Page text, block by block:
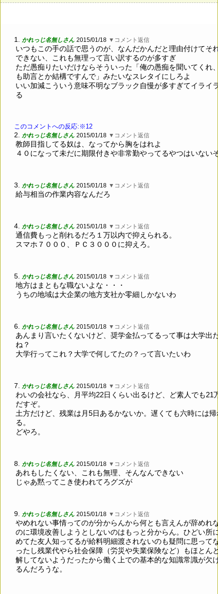
1. かれっじ名無しさん 2015/01/18 ▼コメント返信
いつもこの手の話で思うのが、なんだかんだと理由付けてそ
できない、これも無理って言い訳するのが多すぎ
ただ愚痴りたいだけならそういった「俺の愚痴を聞いてくれ
も助言とか結構ですんで」みたいなスレタイにしろよ
いい加減こういう意味不明なブラック自慢が多すぎてイライ
る
このコメントへの反応:※12
2. かれっじ名無しさん 2015/01/18 ▼コメント返信
教師目指してる奴は、なってから胸をはれよ
４０になって未だに期限付きや非常勤やってるやつはいない
3. かれっじ名無しさん 2015/01/18 ▼コメント返信
給与相当の作業内容なんだろ
4. かれっじ名無しさん 2015/01/18 ▼コメント返信
通信費もっと削れるだろ１万以内で抑えられる。
スマホ７０００、ＰＣ３０００に抑えろ。
5. かれっじ名無しさん 2015/01/18 ▼コメント返信
地方はまともな職ないよな・・・
うちの地域は大企業の地方支社か零細しかないわ
6. かれっじ名無しさん 2015/01/18 ▼コメント返信
あんまり言いたくないけど、奨学金払ってるって事は大学出
ね？
大学行ってこれ？大学で何してたの？って言いたいわ
7. かれっじ名無しさん 2015/01/18 ▼コメント返信
わいの会社なら、月平均22日くらい出るけど、ど素人でも21
だすぞ。
土方だけど、残業は月5日あるかないか。遅くても六時には帰
る。
どやろ。
8. かれっじ名無しさん 2015/01/18 ▼コメント返信
あれもしたくない、これも無理、そんなんできない
じゃあ黙ってこき使われてろグズが
9. かれっじ名無しさん 2015/01/18 ▼コメント返信
やめれない事情ってのが分からんから何とも言えんが辞めれ
のに環境改善しようとしないのはもっと分からん。ひどい所
めてた友人知ってるが給料明細渡されないのも疑問に思って
ったし残業代やら社会保障（労災や失業保険など）もほとん
解してないようだったから働く上での基本的な知識常識が欠
るんだろうな。